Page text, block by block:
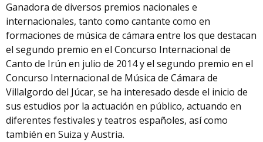
Ganadora de diversos premios nacionales e
internacionales, tanto como cantante como en
formaciones de música de cámara entre los que destacan
el segundo premio en el Concurso Internacional de
Canto de Irún en julio de 2014 y el segundo premio en el
Concurso Internacional de Música de Cámara de
Villalgordo del Júcar, se ha interesado desde el inicio de
sus estudios por la actuación en público, actuando en
diferentes festivales y teatros españoles, así como
también en Suiza y Austria.